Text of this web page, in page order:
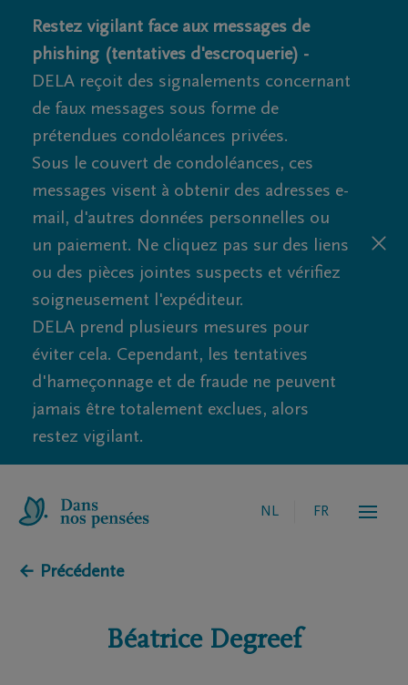
Restez vigilant face aux messages de
phishing (tentatives d'escroquerie) -
DELA reçoit des signalements concernant
de faux messages sous forme de
prétendues condoléances privées.
Sous le couvert de condoléances, ces
messages visent à obtenir des adresses e-
mail, d'autres données personnelles ou
un paiement. Ne cliquez pas sur des liens
ou des pièces jointes suspects et vérifiez
soigneusement l'expéditeur.
DELA prend plusieurs mesures pour
éviter cela. Cependant, les tentatives
d'hameçonnage et de fraude ne peuvent
jamais être totalement exclues, alors
restez vigilant.
NL FR
← Précédente
Béatrice Degreef